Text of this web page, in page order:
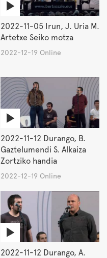
2022-11-05 Irun, J. Uria M.
Artetxe Seiko motza
2022-12-19 Online
2022-11-12 Durango, B.
Gaztelumendi S. Alkaiza
Zortziko handia
2022-12-19 Online
2022-11-12 Durango, A.